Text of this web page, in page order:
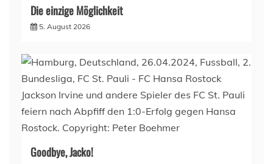
Die einzige Möglichkeit
5. August 2026
Goodbye, Jacko!